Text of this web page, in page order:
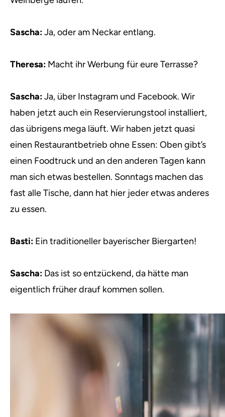
Sascha:Ja, oder am Neckar entlang.
Theresa: Macht ihr Werbung für eure Terrasse?
Sascha:Ja, über Instagram und Facebook. Wir
haben jetzt auch ein Reservierungstool installiert,
das übrigens mega läuft. Wir haben jetzt quasi
einen Restaurantbetrieb ohne Essen: Oben gibt’s
einen Foodtruck und an den anderen Tagen kann
man sich etwas bestellen. Sonntags machen das
fast alle Tische, dann hat hier jeder etwas anderes
zu essen.
Basti: Ein traditioneller bayerischer Biergarten!
Sascha: Das ist so entzückend, da hätte man
eigentlich früher drauf kommen sollen.